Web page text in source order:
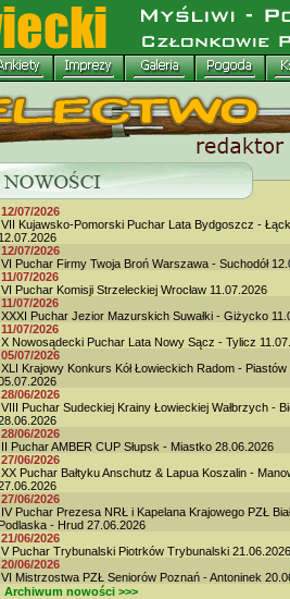
12/07/2026
VII Kujawsko-Pomorski Puchar Lata Bydgoszcz -
12.07.2026
12/07/2026
VI Puchar Firmy Twoja Broń Warszawa - Suchodół
11/07/2026
VI Puchar Komisji Strzeleckiej Wrocław 11.07.2026
11/07/2026
XXXI Puchar Jezior Mazurskich Suwałki - Giżycko
11/07/2026
X Nowosądecki Puchar Lata Nowy Sącz - Tylicz
05/07/2026
XLI Krajowy Konkurs Kół Łowieckich Radom - Piastów
28/06/2026
VIII Puchar Sudeckiej Krainy Łowieckiej Wałbrzych -
28/06/2026
II Puchar AMBER CUP Słupsk - Miastko 28.06.2026
27/06/2026
XX Puchar Bałtyku Anschutz & Lapua Koszalin -
27/06/2026
IV Puchar Prezesa NRŁ i Kapelana Krajowego PZŁ
Podlaska - Hrud 27.06.2026
21/06/2026
V Puchar Trybunalski Piotrków Trybunalski 21.06.2026
20/06/2026
VI Mistrzostwa PZŁ Seniorów Poznań - Antoninek
Archiwum nowości >>>